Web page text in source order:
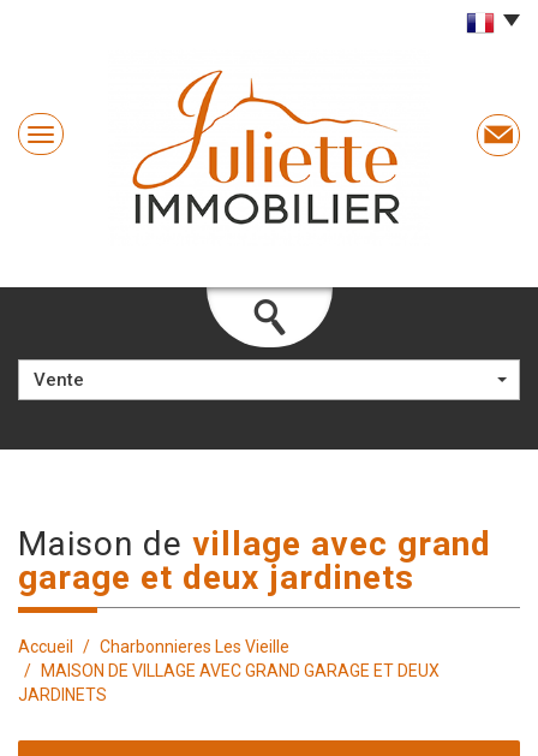
Vente
maison de village avec grand
garage et deux jardinets
Accueil
Charbonnieres Les Vieille
MAISON DE VILLAGE AVEC GRAND GARAGE ET DEUX
JARDINETS